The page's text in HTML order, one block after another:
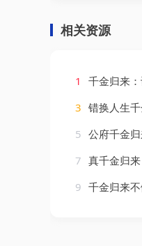
相关资源
1 千金归来
3 错换人生千
5 公府千金归来，
7 真千金归
9 千金归来